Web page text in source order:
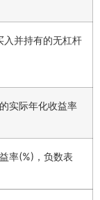
入并持有的无杠杆
实际年化收益率
率(%)，负数表